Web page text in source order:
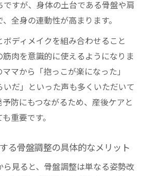
ですが、身体の土台である骨盤や肩
全身の連動性が高まります。
ディメイクを組み合わせること
筋肉を意識的に使えるようになりま
マから「抱っこが楽になった」
いだ」といった声も多くいただいて
防にもつながるため、産後ケアと
重要です。
る骨盤調整の具体的なメリット
ら見ると、骨盤調整は単なる姿勢改